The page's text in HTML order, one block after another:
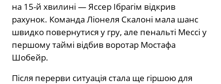
на 15-й хвилині — Яссер Ібрагім відкрив
рахунок. Команда Ліонеля Скалоні мала шанс
швидко повернутися у гру, але пенальті Мессі у
першому таймі відбив воротар Мостафа
Шобейр.
Після перерви ситуація стала ще гіршою для